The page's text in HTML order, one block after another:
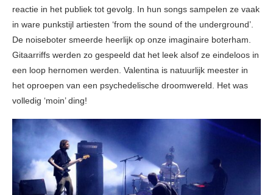
reactie in het publiek tot gevolg. In hun songs sampelen ze vaak
in ware punkstijl artiesten ‘from the sound of the underground’.
De noiseboter smeerde heerlijk op onze imaginaire boterham.
Gitaarriffs werden zo gespeeld dat het leek alsof ze eindeloos in
een loop hernomen werden. Valentina is natuurlijk meester in
het oproepen van een psychedelische droomwereld. Het was
volledig ‘moin’ ding!